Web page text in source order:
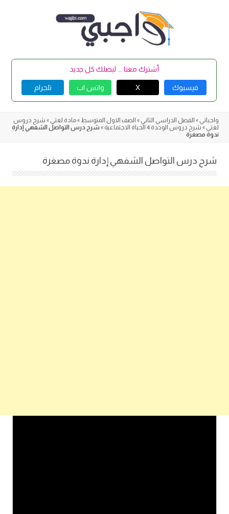
أشترك معنا ... ليصلك كل جديد
فيسبوك X واتس اب تلجرام
واجباتي » الفصل الدراسي الثاني » الصف الاول المتوسط »مادة لغتي » شرح دروس
لغتي » شرح دروس الوحدة 4 الحياة الاجتماعية » شرح درس التواصل الشفهي إدارة
ندوة مصغرة
شرح درس التواصل الشفهي إدارة ندوة مصغرة